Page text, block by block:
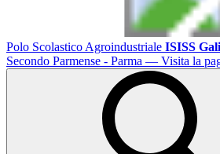
Polo Scolastico Agroindustriale ISISS
Secondo Parmense - Parma — Visita la